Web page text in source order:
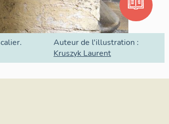
Auteur de l'illustration :
Kruszyk Laurent